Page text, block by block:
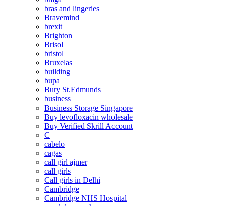
bras and lingeries
Bravemind
brexit
Brighton
Brisol
bristol
Bruxelas
building
bupa
Bury St.Edmunds
business
Business Storage Singapore
Buy levofloxacin wholesale
Buy Verified Skrill Account
C
cabelo
cagas
call girl ajmer
call girls
Call girls in Delhi
Cambridge
Cambridge NHS Hospital